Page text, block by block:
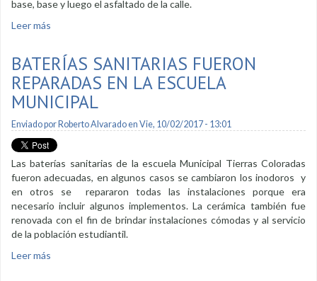
base, base y luego el asfaltado de la calle.
Leer más
BATERÍAS SANITARIAS FUERON
REPARADAS EN LA ESCUELA
MUNICIPAL
Enviado por Roberto Alvaradoen Vie, 10/02/2017 - 13:01
Las baterías sanitarias de la escuela Municipal Tierras Coloradas
fueron adecuadas, en algunos casos se cambiaron los inodoros y
en otros se repararon todas las instalaciones porque era
necesario incluir algunos implementos. La cerámica también fue
renovada con el fin de brindar instalaciones cómodas y al servicio
de la población estudiantil.
Leer más